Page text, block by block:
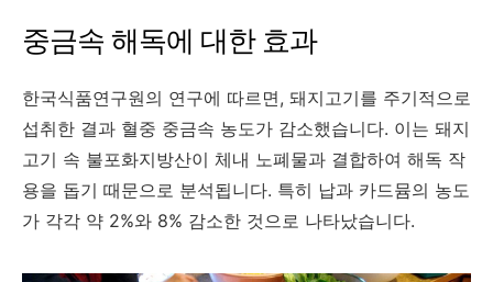
중금속 해독에 대한 효과
한국식품연구원의 연구에 따르면, 돼지고기를 주기적으로
섭취한 결과 혈중 중금속 농도가 감소했습니다. 이는 돼지
고기 속 불포화지방산이 체내 노폐물과 결합하여 해독 작
용을 돕기 때문으로 분석됩니다. 특히 납과 카드뮴의 농도
가 각각 약 2%와 8% 감소한 것으로 나타났습니다.